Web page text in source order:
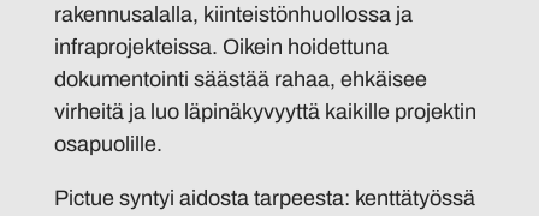
rakennusalalla, kiinteistönhuollossa ja
infraprojekteissa. Oikein hoidettuna
dokumentointi säästää rahaa, ehkäisee
virheitä ja luo läpinäkyvyyttä kaikille projektin
osapuolille.
Pictue syntyi aidosta tarpeesta: kenttätyössä